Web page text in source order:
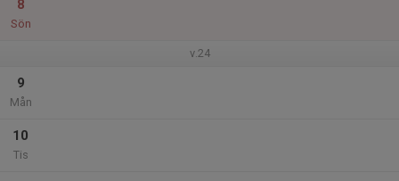
8
Sön
v.24
9
Mån
10
Tis